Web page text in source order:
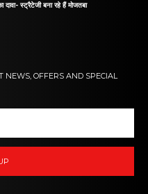
दावा- स्ट्रैटेजी बना रहे हैं मोजतबा
OFFERS AND SPECIAL